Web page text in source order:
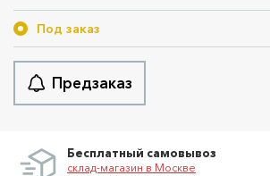
Под заказ
Предзаказ
Бесплатный самовывоз
склад-магазин в Москве